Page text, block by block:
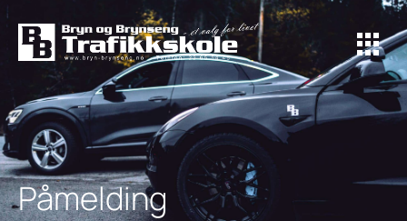
Påmelding